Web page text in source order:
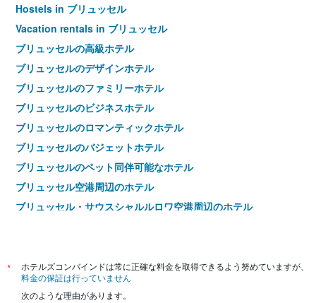
Hostels in ブリュッセル
Vacation rentals in ブリュッセル
ブリュッセルの高級ホテル
ブリュッセルのデザインホテル
ブリュッセルのファミリーホテル
ブリュッセルのビジネスホテル
ブリュッセルのロマンティックホテル
ブリュッセルのバジェットホテル
ブリュッセルのペット同伴可能なホテル
ブリュッセル空港周辺のホテル
ブリュッセル・サウスシャルルロワ空港周辺のホテル
*
ホテルズコンバインドは常に正確な料金を取得できるよう努めていますが、
料金の保証は行っていません
次のような理由があります。